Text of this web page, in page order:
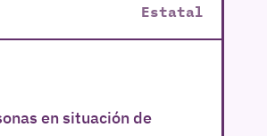
Estatal
en situación de